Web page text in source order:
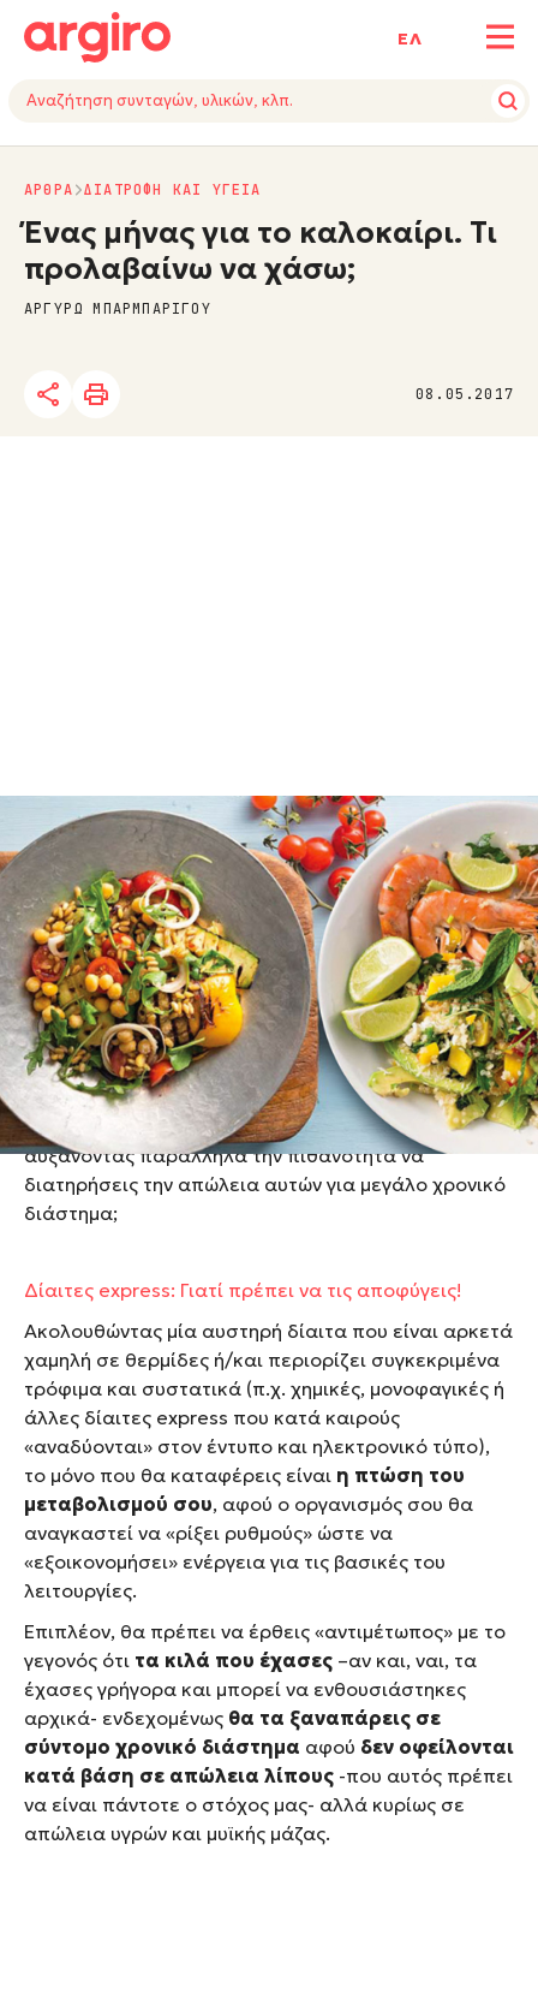
ΕΛ
08.05.2017
ΑΡΘΡΑ ΔΙΑΤΡΟΦΗ ΚΑΙ ΥΓΕΙΑ
Ένας μήνας για το καλοκαίρι. Τι
προλαβαίνω να χάσω;
ΑΡΓΥΡΩ ΜΠΑΡΜΠΑΡΙΓΟΥ
ΕΝΑΣ ΜΗΝΑΣ ΓΙΑ ΤΟ ΚΑΛΟΚΑΙΡΙ. ΤΙ ΠΡΟΛΑΒΑΙΝΩ ΝΑ ΧΑΣΩ;
Σίγουρα μπορεί να έχεις σκεφτεί ότι τώρα που το
καλοκαίρι πλησιάζει … «απειλητικά», θα ήταν
ιδανικό αν έβρισκες τη δίαιτα που θα σε βοηθούσε
να χάσεις όσο περισσότερα κιλά γίνεται! Μάθε
όμως ότι το να προβείς σε μία αυστηρή δίαιτα που
περιορίζει πολύ την ποσότητα του φαγητού, μόνο σε
αρνητικά αποτελέσματα μπορεί να οδηγήσει! Ποια
είναι αυτά; Και… ποιος είναι τελικά ο τρόπος για να
χάσεις σωστά και αποτελεσματικά τα περιττά κιλά,
αυξάνοντας παράλληλα την πιθανότητα να
διατηρήσεις την απώλεια αυτών για μεγάλο χρονικό
διάστημα;
Δίαιτες express: Γιατί πρέπει να τις αποφύγεις!
Ακολουθώντας μία αυστηρή δίαιτα που είναι αρκετά
χαμηλή σε θερμίδες ή/και περιορίζει συγκεκριμένα
τρόφιμα και συστατικά (π.χ. χημικές, μονοφαγικές ή
άλλες δίαιτες express που κατά καιρούς
«αναδύονται» στον έντυπο και ηλεκτρονικό τύπο),
το μόνο που θα καταφέρεις είναι η πτώση του
μεταβολισμού σου, αφού ο οργανισμός σου θα
αναγκαστεί να «ρίξει ρυθμούς» ώστε να
«εξοικονομήσει» ενέργεια για τις βασικές του
λειτουργίες.
Επιπλέον, θα πρέπει να έρθεις «αντιμέτωπος» με το
γεγονός ότι τα κιλά που έχασες –αν και, ναι, τα
έχασες γρήγορα και μπορεί να ενθουσιάστηκες
αρχικά- ενδεχομένως θα τα ξαναπάρεις σε
σύντομο χρονικό διάστημα αφού δεν οφείλονται
κατά βάση σε απώλεια λίπους -που αυτός πρέπει
να είναι πάντοτε ο στόχος μας- αλλά κυρίως σε
απώλεια υγρών και μυϊκής μάζας.